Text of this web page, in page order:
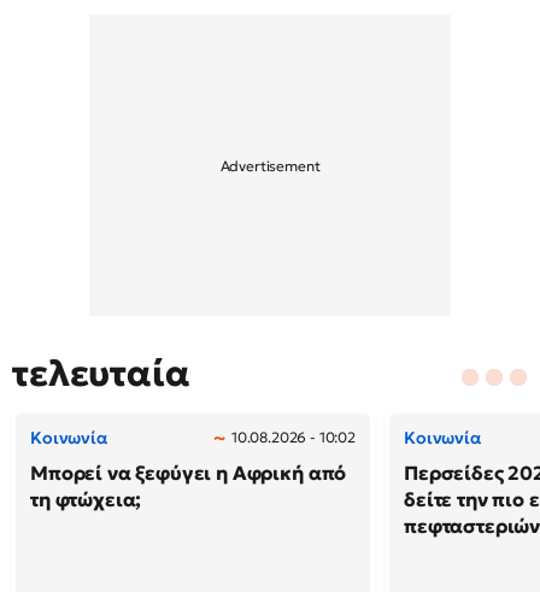
τελευταία
Κοινωνία 10.08.2026 - 10:02
Μπορεί να ξεφύγει η Αφρική από
τη φτώχεια;
Κοινωνία
Περσείδες
δείτε την
πεφταστεριών